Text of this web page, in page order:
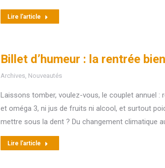
Lire l'article
Billet d’humeur : la rentrée
Archives Nouveautés
Laissons tomber, voulez-vous, le couplet annuel :
et oméga 3, ni jus de fruits ni alcool, et surtout
mettre sous la dent ? Du changement climatique
Lire l'article